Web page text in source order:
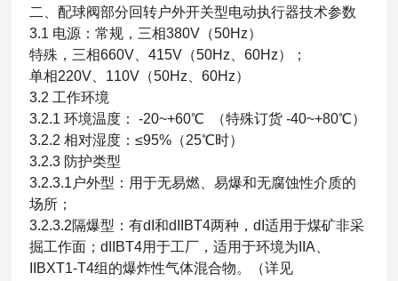
二、配球阀部分回转户外开关型电动执行器技术参数
3.1 电源：常规，三相380V（50Hz）
特殊，三相660V、415V（50Hz、60Hz）；
单相220V、110V（50Hz、60Hz）
3.2 工作环境
3.2.1 环境温度： -20~+60℃ （特殊订货 -40~+80℃）
3.2.2 相对湿度：≤95%（25℃时）
3.2.3 防护类型
3.2.3.1户外型：用于无易燃、易爆和无腐蚀性介质的
场所；
3.2.3.2隔爆型：有dI和dIIBT4两种，dI适用于煤矿非采
掘工作面；dIIBT4用于工厂，适用于环境为IIA、
IIBXT1-T4组的爆炸性气体混合物。（详见